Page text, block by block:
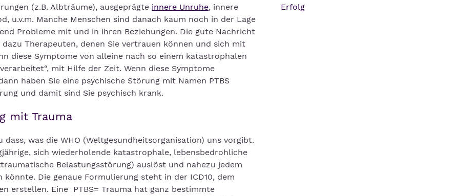
(z.B. Albträume), ausgeprägte innere Unruhe, innere
u.v.m. Manche Menschen sind danach kaum noch in der Lage
Probleme mit und in ihren Beziehungen. Die gute Nachricht
Therapeuten, denen Sie vertrauen können und sich mit
diese Symptome von alleine nach so einem katastrophalen
mit Hilfe der Zeit. Wenn diese Symptome
haben Sie eine psychische Störung mit Namen PTBS
und damit sind Sie psychisch krank.
mit Trauma
was die WHO (Weltgesundheitsorganisation) uns vorgibt.
sich wiederholende katastrophale, lebensbedrohliche
Belastungsstörung) auslöst und nahezu jedem
Die genaue Formulierung steht in der ICD10, dem
erstellen. Eine PTBS= Trauma hat ganz bestimmte
Erfolg